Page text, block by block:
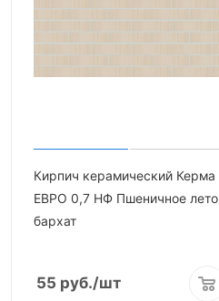
Кирпич керамический Керма
ЕВРО 0,7 НФ Пшеничное лето
бархат
55 руб./шт